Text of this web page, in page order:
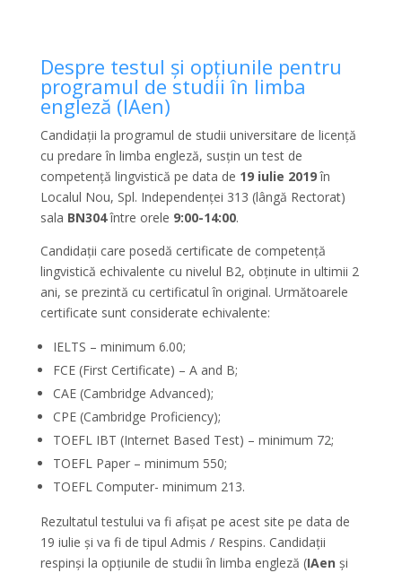
Despre testul și opțiunile pentru
programul de studii în limba
engleză (IAen)
Candidații la programul de studii universitare de licență
cu predare în limba engleză, susțin un test de
competență lingvistică pe data de 19 iulie 2019în
Localul Nou, Spl. Independenței 313 (lângă Rectorat)
sala BN304între orele 9:00-14:00.
Candidații care posedă certificate de competență
lingvistică echivalente cu nivelul B2, obținute in ultimii 2
ani, se prezintă cu certificatul în original. Următoarele
certificate sunt considerate echivalente:
IELTS – minimum 6.00;
FCE (First Certificate) – A and B;
CAE (Cambridge Advanced);
CPE (Cambridge Proficiency);
TOEFL IBT (Internet Based Test) – minimum 72;
TOEFL Paper – minimum 550;
TOEFL Computer- minimum 213.
Rezultatul testului va fi afișat pe acest site pe data de
19 iulie și va fi de tipul Admis / Respins. Candidații
respinși la opțiunile de studii în limba engleză (IAen și